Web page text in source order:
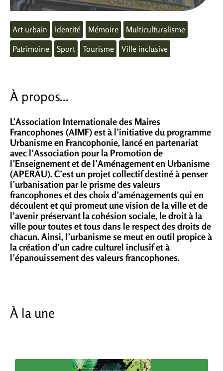
Art urbain Identité Mémoire
Multiculturalisme
Patrimoine
Sport Tourisme Ville inclusive
À propos...
L’Association Internationale des Maires
Francophones (AIMF) est à l’initiative du programme
Urbanisme en Francophonie, lancé en partenariat
avec l’Association pour la Promotion de
l’Enseignement et de l’Aménagement en Urbanisme
(APERAU). C’est un projet collectif destiné à penser
l’urbanisation par le prisme des valeurs
francophones et des choix d’aménagements qui en
découlent et qui promeut une vision de la ville et de
l’avenir préservant la cohésion sociale, le droit à la
ville pour toutes et tous dans le respect des droits de
chacun. Ainsi, l’urbanisme se meut en outil propice à
la création d’un cadre culturel inclusif et à
l’épanouissement des valeurs francophones.
À la une